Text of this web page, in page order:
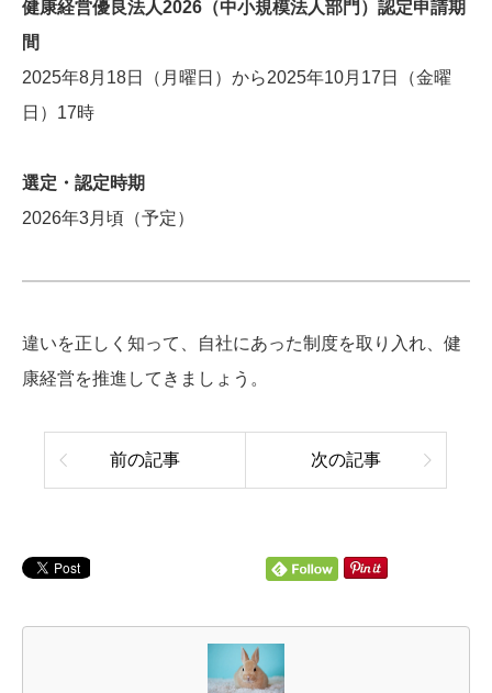
健康経営優良法人2026（中小規模法人部門）認定申請期
間
2025年8月18日（月曜日）から2025年10月17日（金曜
日）17時
選定・認定時期
2026年3月頃（予定）
違いを正しく知って、自社にあった制度を取り入れ、健
康経営を推進してきましょう。
前の記事 次の記事